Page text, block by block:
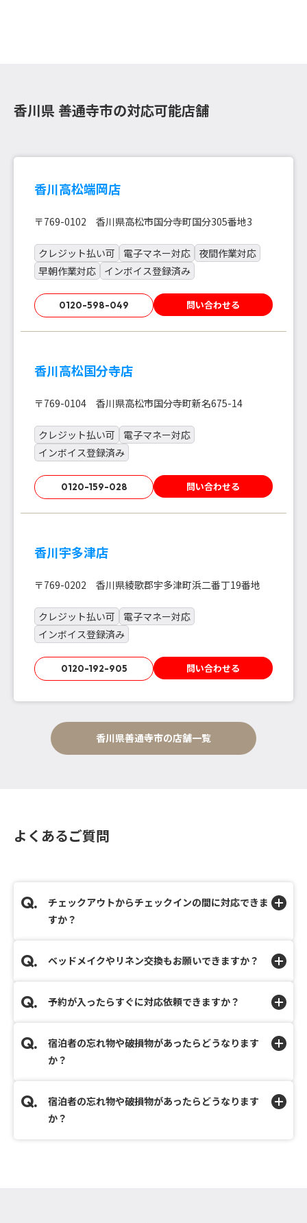
香川県 善通寺市の対応可能店舗
香川高松端岡店
〒769-0102 香川県高松市国分寺町国分305番地3
クレジット払い可 電子マネー対応
夜間作業対応
早朝作業対応
インボイス登録済み
0120-598-049 問い合わせる
香川高松国分寺店
〒769-0104 香川県高松市国分寺町新名675-14
クレジット払い可
電子マネー対応
インボイス登録済み
0120-159-028 問い合わせる
香川宇多津店
〒769-0202 香川県綾歌郡宇多津町浜二番丁19番地
クレジット払い可
電子マネー対応
インボイス登録済み
0120-192-905 問い合わせる
香川県善通寺市の店舗一覧
よくあるご質問
チェックアウトからチェックインの間に対応できま
すか？
ベッドメイクやリネン交換もお願いできますか？
予約が入ったらすぐに対応依頼できますか？
宿泊者の忘れ物や破損物があったらどうなります
か？
宿泊者の忘れ物や破損物があったらどうなります
か？